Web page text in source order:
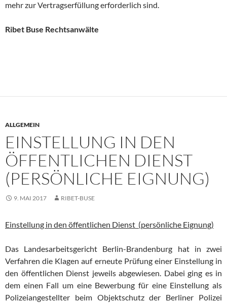
mehr zur Vertragserfüllung erforderlich sind.
Ribet Buse Rechtsanwälte
ALLGEMEIN
EINSTELLUNG IN DEN
ÖFFENTLICHEN DIENST
(PERSÖNLICHE EIGNUNG)
9. MAI 2017 RIBET-BUSE
Einstellung in den öffentlichen Dienst (persönliche Eignung)
Das Landesarbeitsgericht Berlin-Brandenburg hat in zwei
Verfahren die Klagen auf erneute Prüfung einer Einstellung in
den öffentlichen Dienst jeweils abgewiesen. Dabei ging es in
dem einen Fall um eine Bewerbung für eine Einstellung als
Polizeiangestellter beim Objektschutz der Berliner Polizei